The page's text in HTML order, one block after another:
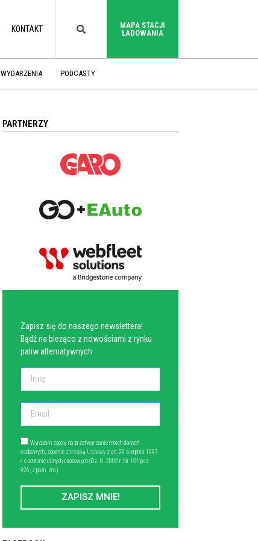
KONTAKT
MAPA STACJI
ŁADOWANIA
WYDARZENIA PODCASTY
PARTNERZY
Zapisz się do naszego newslettera!
Bądź na bieżąco z nowościami z rynku
paliw alternatywnych
Wyrażam zgodę na przetwarzanie moich danych
osobowych, zgodnie z treścią Ustawy z dn. 29 sierpnia 1997
r. o ochronie danych osobowych (Dz. U. 2002 r. Nr 101 poz.
926, z późn. zm.).
ZAPISZ MNIE!